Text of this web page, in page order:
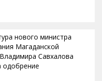
нового министра
Магаданской
Савхалова
одобрение